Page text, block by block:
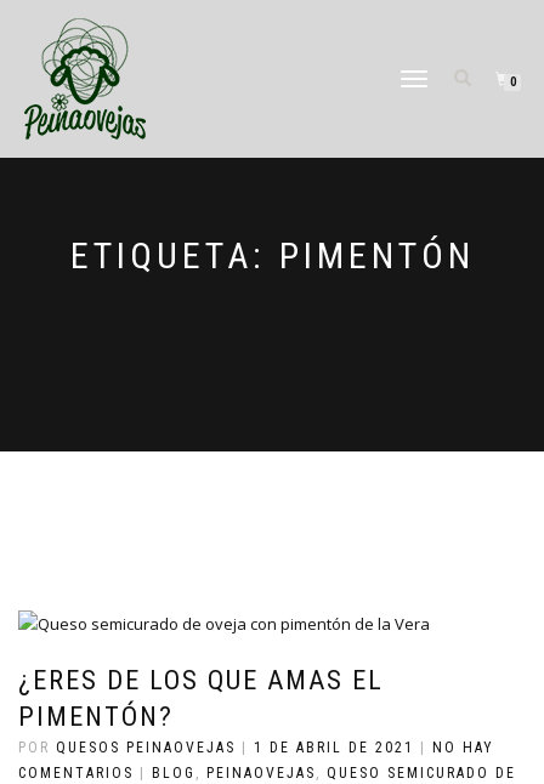
CAMBIAR
0
ETIQUETA: PIMENTÓN
¿ERES DE LOS QUE AMAS EL
PIMENTÓN?
POR QUESOS PEINAOVEJAS 1 DE ABRIL DE 2021
NO HAY
COMENTARIOS
BLOG , PEINAOVEJAS , QUESO SEMICURADO DE